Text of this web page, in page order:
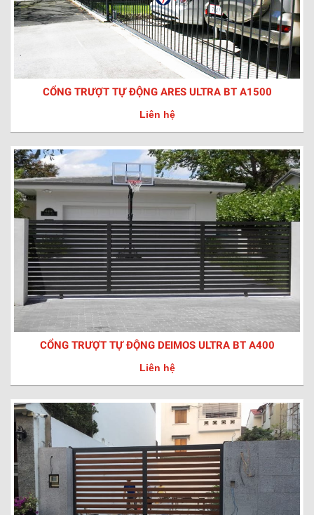
CỔNG TRƯỢT TỰ ĐỘNG ARES ULTRA BT A1500
Liên hệ
CỔNG TRƯỢT TỰ ĐỘNG DEIMOS ULTRA BT A400
Liên hệ